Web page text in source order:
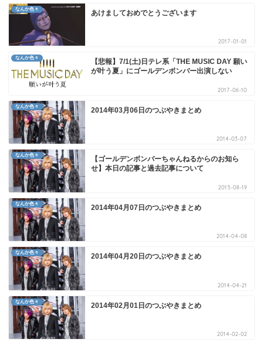
なんか色々 あけましておめでとうございます
2017-01-01
なんか色々
【悲報】7/1(土)日テレ系「THE MUSIC DAY 願い
が叶う夏」にゴールデンボンバー出演しない
2017-06-10
なんか色々 2014年03月06日のつぶやきまとめ
2014-03-07
なんか色々
【ゴールデンボンバーちゃんねるからのお知ら
せ】本日の記事と過去記事について
2015-08-19
なんか色々 2014年04月07日のつぶやきまとめ
2014-04-08
なんか色々 2014年04月20日のつぶやきまとめ
2014-04-21
なんか色々 2014年02月01日のつぶやきまとめ
2014-02-02